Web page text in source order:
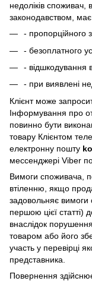
недоліків споживач,
законодавством,
- пропорційного
- безоплатного
- відшкодування
- при виявлені
Клієнт може
Інформування про
повинно бути
товару Клієнтом
електронну пошту
мессенджері Viber
Вимоги споживача,
втіленню, якщо
задовольняє вимоги
першою цієї статті)
внаслідок
товаром або його
участь у перевірці
представника.
Повернення